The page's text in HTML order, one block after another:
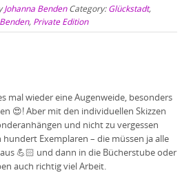
Johanna BendenCategory: Glückstadt,
, Private Edition
mal wieder eine Augenweide, besonders
😍! Aber mit den individuellen Skizzen
und nicht zu vergessen
Exemplaren – die müssen ja alle
💪🏻 und dann in die Bücherstube oder
auch richtig viel Arbeit.